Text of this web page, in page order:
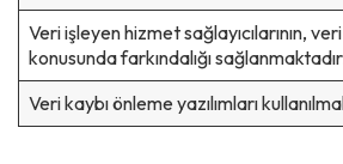
Veri işleyen hizmet sağlayıcılarının,
konusunda farkındalığı
Veri kaybı önleme yazılımları